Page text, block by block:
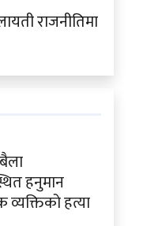
राजनीतिमा
हनुमान
व्यक्तिको हत्या